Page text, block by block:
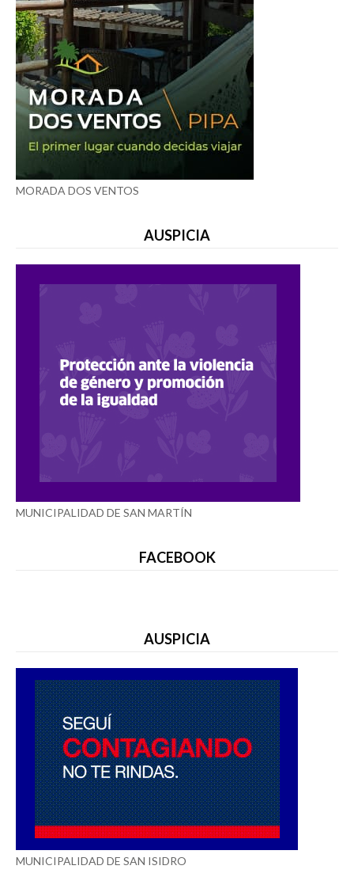
MORADA DOS VENTOS
AUSPICIA
MUNICIPALIDAD DE SAN MARTÍN
FACEBOOK
AUSPICIA
MUNICIPALIDAD DE SAN ISIDRO